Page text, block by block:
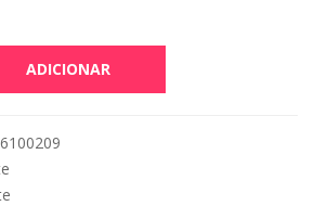
ADICIONAR